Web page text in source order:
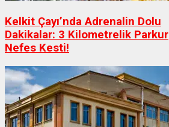
Kelkit Çayı’nda Adrenalin Dolu
Dakikalar: 3 Kilometrelik Parkur
Nefes Kesti!